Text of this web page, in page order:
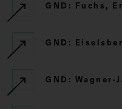
GND: Fuchs,
GND:
GND: Wagner-